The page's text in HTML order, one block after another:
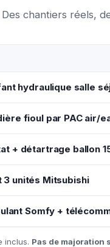
Des chantiers réels,
hydraulique salle
fioul par PAC air/
+ détartrage ballon
unités Mitsubishi
Somfy +
inclus. Pas de majoration